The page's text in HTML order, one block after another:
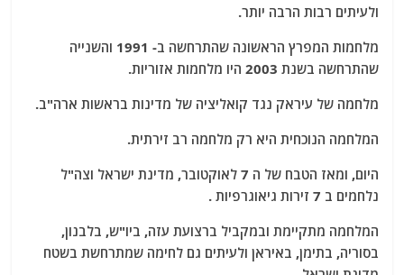
ולעיתים רבות הרבה יותר.
מלחמות המפרץ הראשונה שהתרחשה ב- 1991 והשנייה
שהתרחשה בשנת 2003 היו מלחמות אזוריות.
מלחמה של עיראק נגד קואליציה של מדינות בראשות ארה"ב.
המלחמה הנוכחית היא רק מלחמה רב זירתית.
היום, ומאז הטבח של ה 7 לאוקטובר, מדינת ישראל וצה"ל
נלחמים ב 7 זירות גיאוגרפיות .
המלחמה מתקיימת ובמקביל ברצועת עזה, ביו"ש, בלבנון,
בסוריה, בתימן, באיראן ולעיתים גם לחימה שמתרחשת בשטח